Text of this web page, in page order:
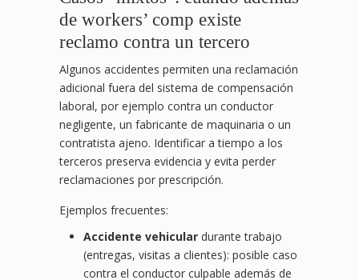
de workers’ comp existe
reclamo contra un tercero
Algunos accidentes permiten una reclamación
adicional fuera del sistema de compensación
laboral, por ejemplo contra un conductor
negligente, un fabricante de maquinaria o un
contratista ajeno. Identificar a tiempo a los
terceros preserva evidencia y evita perder
reclamaciones por prescripción.
Ejemplos frecuentes:
Accidente vehicular durante trabajo
(entregas, visitas a clientes): posible caso
contra el conductor culpable además de